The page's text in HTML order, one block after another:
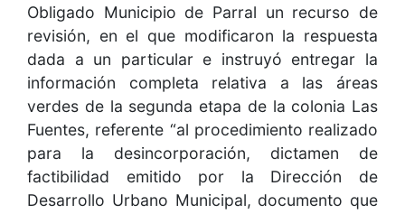
Obligado Municipio de Parral un recurso de
revisión, en el que modificaron la respuesta
dada a un particular e instruyó entregar la
información completa relativa a las áreas
verdes de la segunda etapa de la colonia Las
Fuentes, referente “al procedimiento realizado
para la desincorporación, dictamen de
factibilidad emitido por la Dirección de
Desarrollo Urbano Municipal, documento que